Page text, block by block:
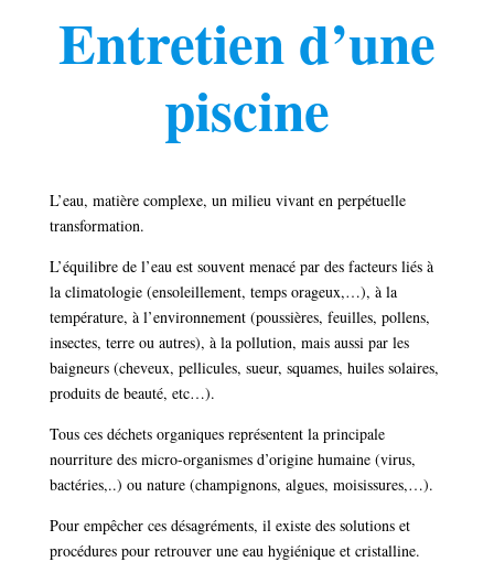
Entretien d’une
piscine
L’eau, matière complexe, un milieu vivant en perpétuelle
transformation.
L’équilibre de l’eau est souvent menacé par des facteurs liés à
la climatologie (ensoleillement, temps orageux,…), à la
température, à l’environnement (poussières, feuilles, pollens,
insectes, terre ou autres), à la pollution, mais aussi par les
baigneurs (cheveux, pellicules, sueur, squames, huiles solaires,
produits de beauté, etc…).
Tous ces déchets organiques représentent la principale
nourriture des micro-organismes d’origine humaine (virus,
bactéries,..) ou nature (champignons, algues, moisissures,…).
Pour empêcher ces désagréments, il existe des solutions et
procédures pour retrouver une eau hygiénique et cristalline.